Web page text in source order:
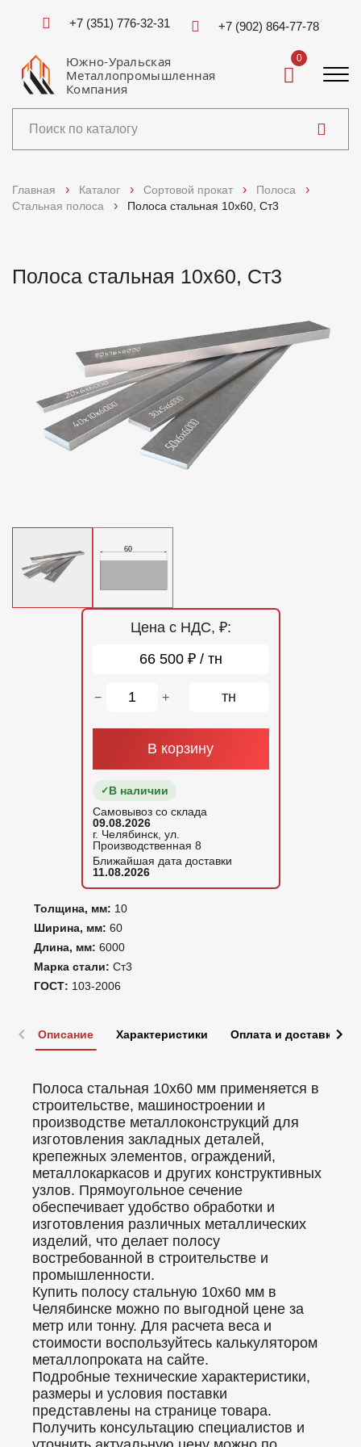
+7 (351) 776-32-31 +7 (902) 864-77-78
Южно-Уральская
Металлопромышленная
Компания
0
Контакты
Главная Каталог Сортовой прокат
Полоса
Стальная полоса
Полоса стальная 10х60, Ст3
Полоса стальная 10х60, Ст3
Толщина, мм: 10
Ширина, мм: 60
Длина, мм: 6000
Марка стали: Ст3
ГОСТ: 103-2006
Цена с НДС, ₽:
66 500 ₽ / тн
− + тн
В корзину
В наличии
Самовывоз со склада
09.08.2026
г. Челябинск, ул.
Производственная 8
Ближайшая дата доставки
11.08.2026
Описание Характеристики Оплата и доставка
Полоса стальная 10х60 мм применяется в
строительстве, машиностроении и
производстве металлоконструкций для
изготовления закладных деталей,
крепежных элементов, ограждений,
металлокаркасов и других конструктивных
узлов. Прямоугольное сечение
обеспечивает удобство обработки и
изготовления различных металлических
изделий, что делает полосу
востребованной в строительстве и
промышленности.
Купить полосу стальную 10х60 мм в
Челябинске можно по выгодной цене за
метр или тонну. Для расчета веса и
стоимости воспользуйтесь калькулятором
металлопроката на сайте.
Подробные технические характеристики,
размеры и условия поставки
представлены на странице товара.
Получить консультацию специалистов и